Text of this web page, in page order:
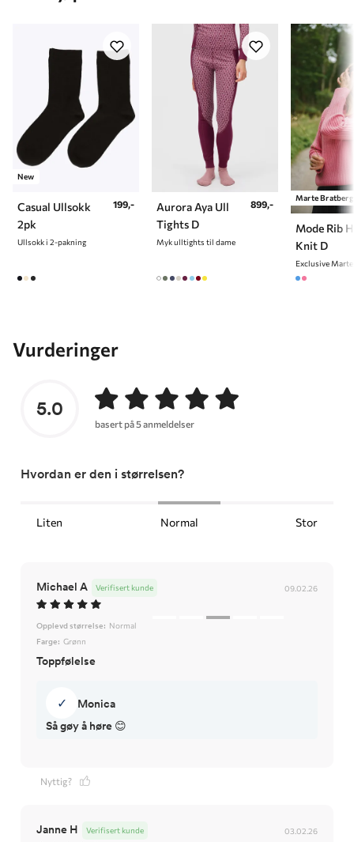
New
Casual Ullsokk
2pk
Ullsokk i 2-pakning
199,-
Aurora Aya Ull
Tights D
Myk ulltights til dame
899,-
Marte Bratberg
Mode Rib
Knit D
Vurderinger
5.0
basert på 5 anmeldelser
Hvordan er den i størrelsen?
Liten Normal Stor
Michael A 09.02.26
Verifisert kunde
Opplevd størrelse: Normal
Farge: Grønn
Toppfølelse
✓
Monica
Så gøy å høre 😊
Nyttig?
Janne H 03.02.26
Verifisert kunde